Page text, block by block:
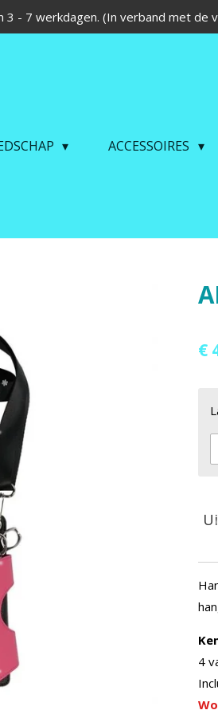
3 - 7 werkdagen. (In verband met de
ACCESSOIRES
€
4